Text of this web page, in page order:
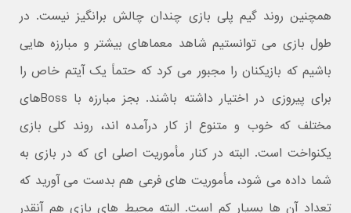
همچنین روند گیم پلی بازی چندان چالش برانگیز نیست. در
طول بازی می توانستیم شاهد معماهای بیشتر و مبارزه هایی
باشیم که بازیکنان را مجبور می کرد که حتماً یک آیتم خاص را
برای پیروزی در اختیار داشته باشند. بجز مبارزه با Bossهای
مختلف که خوب و متنوع از کار درآمده اند، روند کلی بازی
یکنواخت است. البته در کنار مأموریت اصلی ای که در بازی به
شما داده می شود، مأموریت های فرعی هم بدست می آورید که
تعداد آن ها بسیار کم است. البته محیط های بازی هم آنقدر